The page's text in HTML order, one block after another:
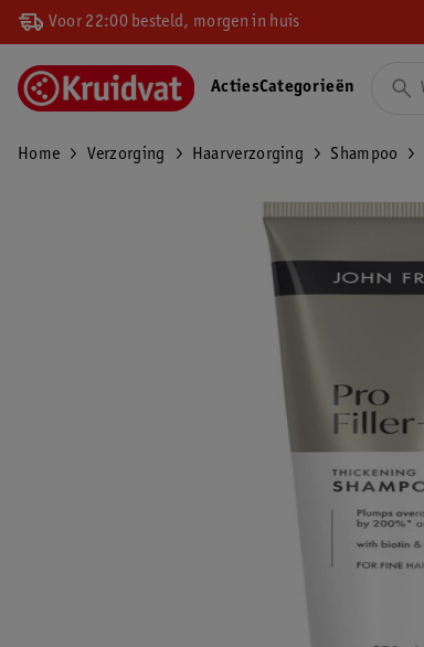
Voor 22:00 besteld, morgen in huis
ActiesCategorieën
Home Verzorging Haarverzorging Shampoo